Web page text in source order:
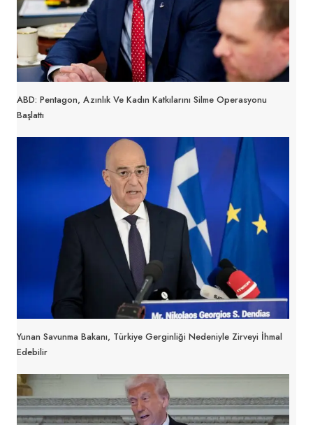
ABD: Pentagon, Azınlık Ve Kadın Katkılarını Silme Operasyonu
Başlattı
Yunan Savunma Bakanı, Türkiye Gerginliği Nedeniyle Zirveyi İhmal
Edebilir